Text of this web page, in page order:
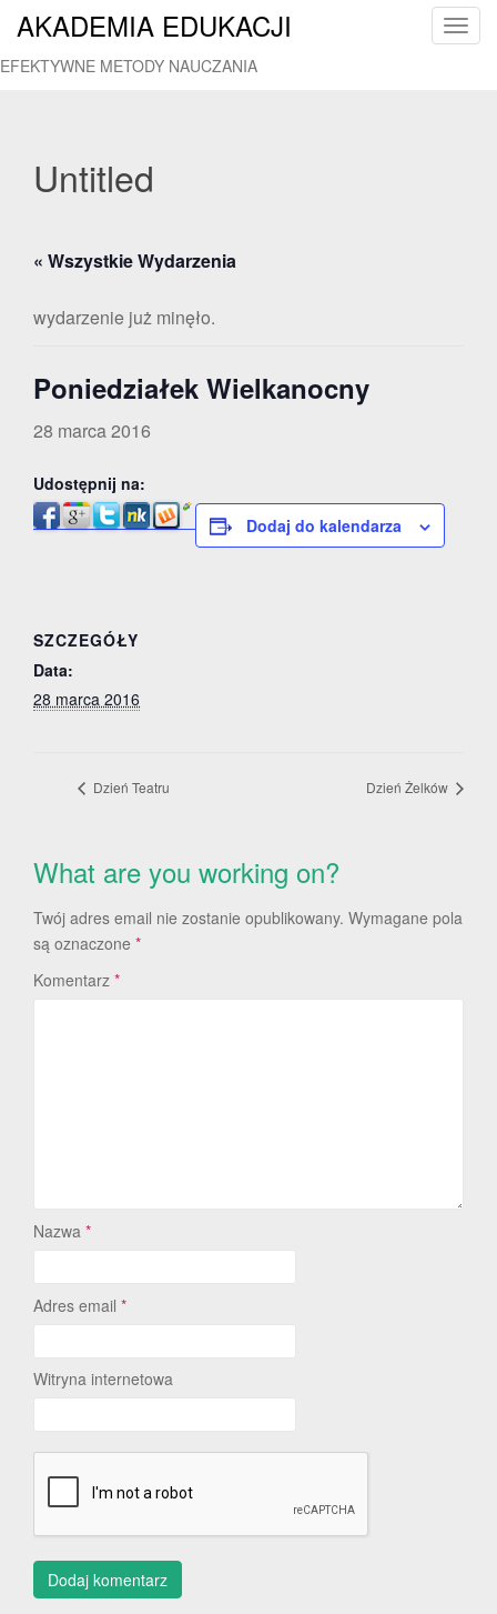
T
AKADEMIA EDUKACJI
EFEKTYWNE METODY NAUCZANIA
Untitled
« Wszystkie Wydarzenia
wydarzenie już minęło.
Poniedziałek Wielkanocny
28 marca 2016
Udostępnij na:
Dodaj do kalendarza
SZCZEGÓŁY
Data:
28 marca 2016
Dzień Teatru Dzień Żelków
What are you working on?
Twój adres email nie zostanie opublikowany. Wymagane pola
są oznaczone *
Komentarz *
Nazwa *
Adres email *
Witryna internetowa